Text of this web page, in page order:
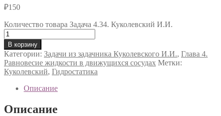
₽150
Количество товара Задача 4.34. Куколевский И.И.
В корзину
Категории: Задачи из задачника Куколевского И.И., Глава 4.
Равновесие жидкости в движущихся сосудах Метки:
Куколевский, Гидростатика
Описание
Описание